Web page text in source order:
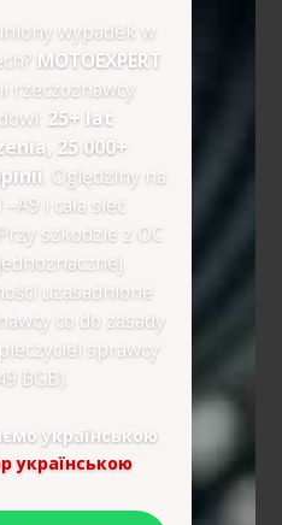
wypadek w
MOTOEXPERT
rzeczoznawcy
25+ lat
25 000+
. Oględziny na
i cała sieć
szkodzie z OC
uzasadnione
co do zasady
sprawcy
BGB).
українською
українською